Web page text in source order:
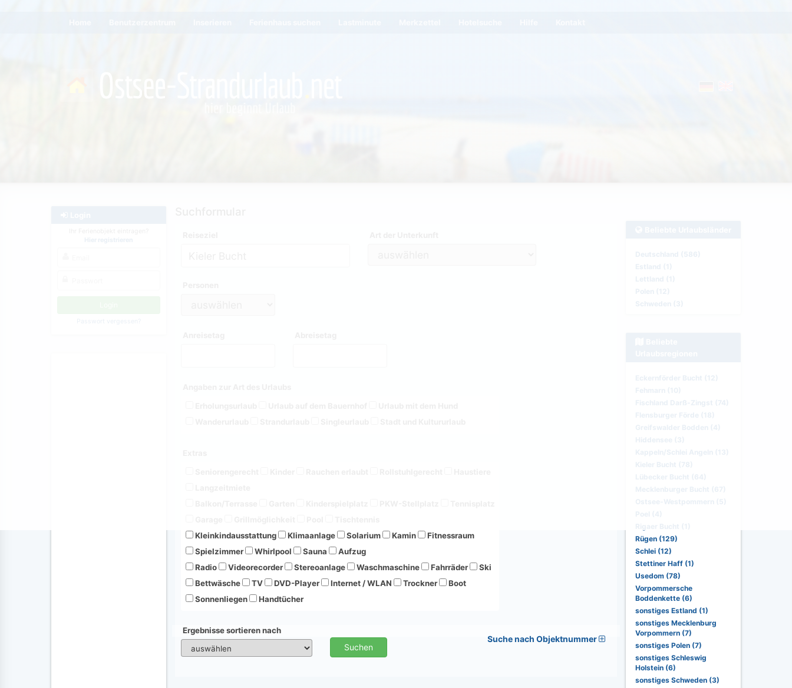
Kleinkindausstattung
Klimaanlage Solarium Kamin
Fitnessraum
Spielzimmer
Whirlpool Sauna
Aufzug
Radio
Videorecorder Stereoanlage Waschmaschine Fahrräder
Ski
Bettwäsche
TV DVD-Player Internet / WLAN Trockner
Boot
Sonnenliegen
Handtücher
Ergebnisse sortieren nach
Suchen
Suche nach Objektnummer
Rügen (129)
Schlei (12)
Stettiner Haff (1)
Usedom (78)
Vorpommersche
Boddenkette (6)
sonstiges Estland (1)
sonstiges Mecklenburg
Vorpommern (7)
sonstiges Polen (7)
sonstiges Schleswig
Holstein (6)
sonstiges Schweden (3)